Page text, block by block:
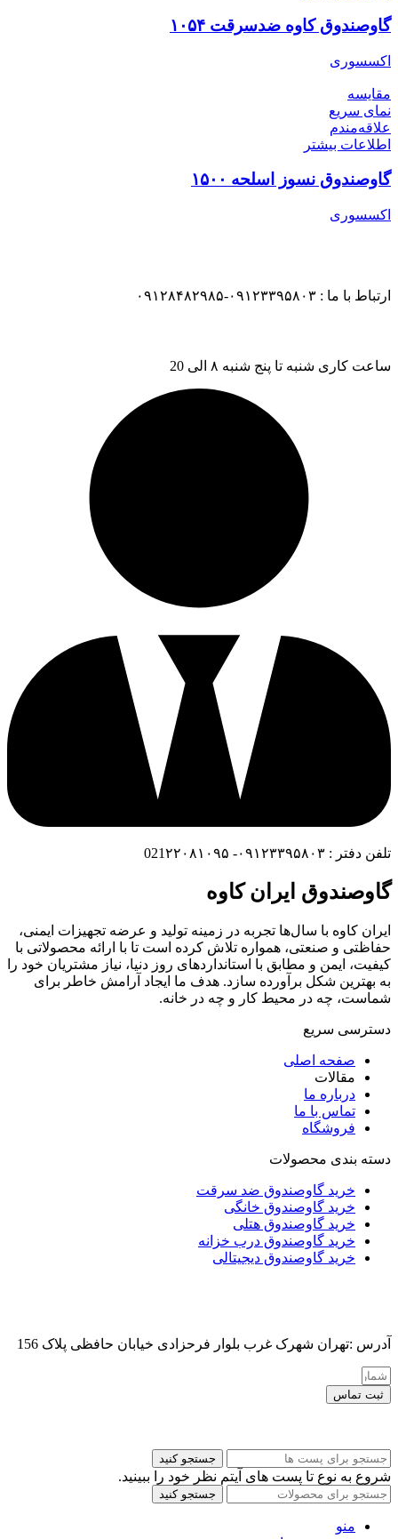
گاوصندوق کاوه ضدسرقت ۱۰۵۴
اکسسوری
مقایسه
نمای سریع
علاقه‌مندم
اطلاعات بیشتر
گاوصندوق نسوز اسلحه ۱۵۰۰
اکسسوری
ارتباط با ما : ۰۹۱۲۳۳۹۵۸۰۳-۰۹۱۲۸۴۸۲۹۸۵
ساعت کاری شنبه تا پنج شنبه ۸ الی 20
تلفن دفتر : ۰۹۱۲۳۳۹۵۸۰۳- 021۲۲۰۸۱۰۹۵
گاوصندوق ایران کاوه
ایران کاوه با سال‌ها تجربه در زمینه تولید و عرضه تجهیزات ایمنی،
حفاظتی و صنعتی، همواره تلاش کرده است تا با ارائه محصولاتی با
کیفیت، ایمن و مطابق با استانداردهای روز دنیا، نیاز مشتریان خود را
به بهترین شکل برآورده سازد. هدف ما ایجاد آرامش خاطر برای
شماست، چه در محیط کار و چه در خانه.
دسترسی سریع
صفحه اصلی
مقالات
درباره ما
تماس با ما
فروشگاه
دسته بندی محصولات
خرید گاوصندوق ضد سرقت
خرید گاوصندوق خانگی
خرید گاوصندوق هتلی
خرید گاوصندوق درب خزانه
خرید گاوصندوق دیجیتالی
آدرس :تهران شهرک غرب بلوار فرحزادی خیابان حافظی پلاک 156
ثبت تماس
جستجو کنید
شروع به نوع تا پست های آیتم نظر خود را ببینید.
جستجو کنید
منو